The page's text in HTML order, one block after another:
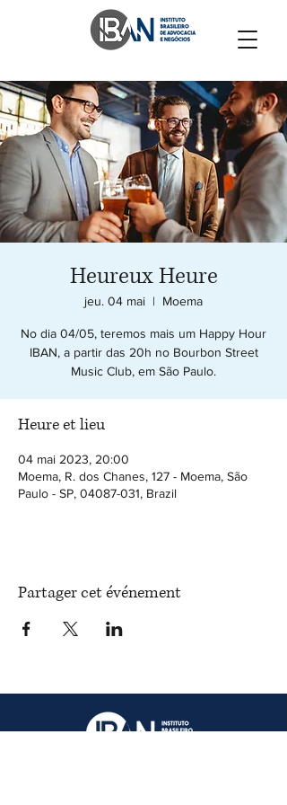
Heureux Heure
jeu. 04 mai
  |
Moema
No dia 04/05, teremos mais um Happy Hour
IBAN, a partir das 20h no Bourbon Street
Music Club, em São Paulo.
Heure et lieu
04 mai 2023, 20:00
Moema, R. dos Chanes, 127 - Moema, São
Paulo - SP, 04087-031, Brazil
Partager cet événement